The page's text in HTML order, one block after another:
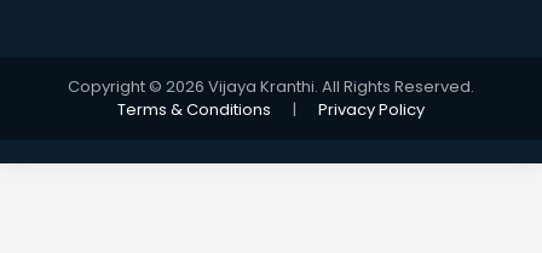
Copyright © 2026 Vijaya Kranthi. All Rights Reserved.
Terms & Conditions
| Privacy Policy